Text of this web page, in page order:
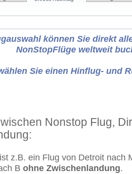
können Sie direkt
NonStopFlüge weltweit
Sie einen Hinflug- und
Nonstop Flug,
ist z.B. ein Flug von Detroit nach
B ohne Zwischenlandung.